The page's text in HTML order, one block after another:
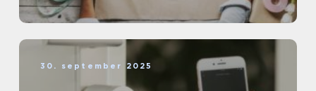
30. september 2025